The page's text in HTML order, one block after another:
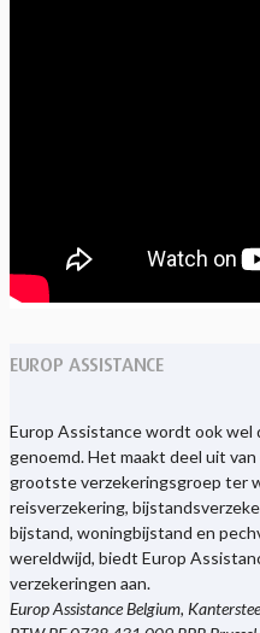
EUROP ASSISTANCE
Europ Assistance wordt ook wel
genoemd. Het maakt deel uit
grootste verzekeringsgroep ter
reisverzekering,
bijstand, woningbijstand en
wereldwijd, biedt Europ
verzekeringen aan.
Europ Assistance Belgium,